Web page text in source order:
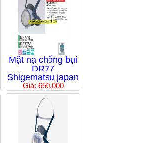
Mặt nạ chống bụi
DR77
Shigematsu japan
Giá: 650,000